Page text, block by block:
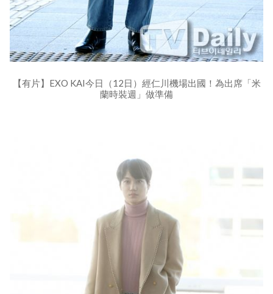
【有片】EXO KAI今日（12日）經仁川機場出國！為出席「米
蘭時裝週」做準備